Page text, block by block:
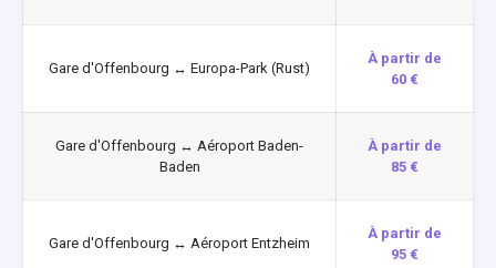
Gare d'Offenbourg ↔ Europa-Park (Rust)
À partir de
60 €
Gare d'Offenbourg ↔ Aéroport Baden-
Baden
À partir de
85 €
Gare d'Offenbourg ↔ Aéroport Entzheim
À partir de
95 €